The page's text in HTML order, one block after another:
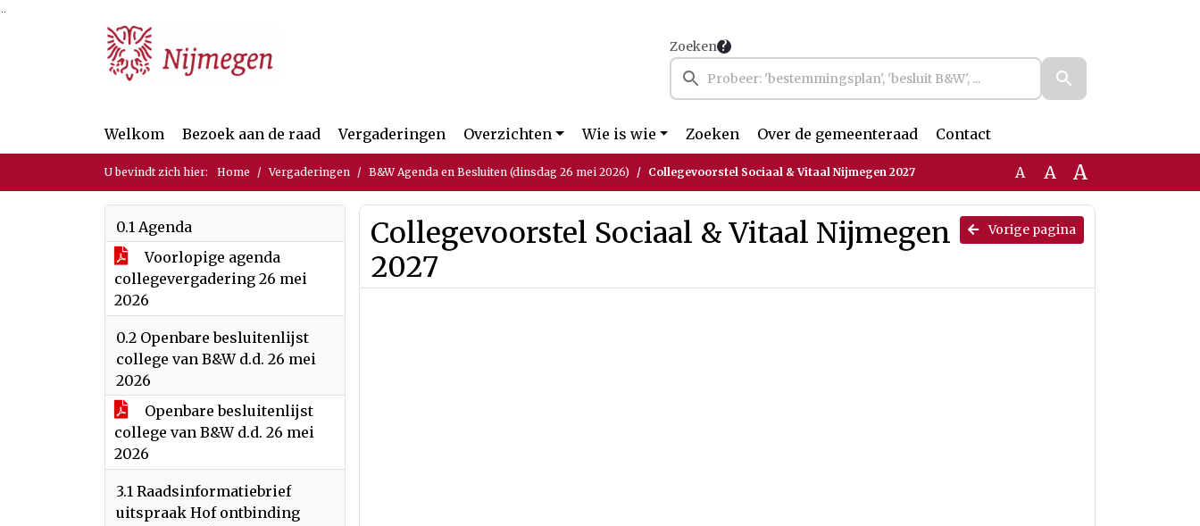
Ga naar de inhoud van deze pagina
Ga naar het zoeken
Ga naar het menu
Zoeken
Welkom Bezoek aan de raad Vergaderingen Overzichten Wie is wie Zoeken Over de gemeenteraad Contact
U bevindt zich hier: Home Vergaderingen B&W Agenda en Besluiten (dinsdag 26 mei 2026) Collegevoorstel Sociaal & Vitaal Nijmegen 2027 A A A
0.1 Agenda
Voorlopige agenda
collegevergadering 26 mei
2026
0.2 Openbare besluitenlijst
college van B&W d.d. 26 mei
2026
Openbare besluitenlijst
college van B&W d.d. 26 mei
2026
3.1 Raadsinformatiebrief
uitspraak Hof ontbinding
Vorige pagina
Collegevoorstel Sociaal & Vitaal Nijmegen
2027